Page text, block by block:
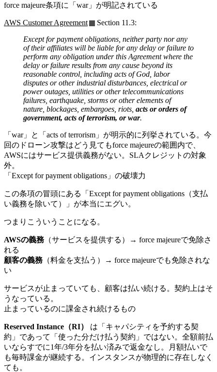
force majeure条項に「war」が明記されている
AWS Customer Agreement
Section 11.3:
Except for payment obligations, neither party nor any
of their affiliates will be liable for any delay or failure to
perform any obligation under this Agreement where the
delay or failure results from any cause beyond its
reasonable control, including acts of God, labor
disputes or other industrial disturbances, electrical or
power outages, utilities or other telecommunications
failures, earthquake, storms or other elements of
nature, blockages, embargoes, riots, acts or orders of
government, acts of terrorism, or war.
「war」と「acts of terrorism」が明示的に列挙されている。今
回のドローン攻撃はどう見てもforce majeureの範囲内で、
AWSにはサービス提供義務がない。SLAクレジットの対象
外。
「Except for payment obligations」の破壊力
この条項の冒頭にある「Except for payment obligations（支払
い義務を除いて）」が本当にエグい。
つまりこういうことになる。
AWSの義務 （サービスを提供する）→ force majeureで免除さ
れる
顧客の義務 （料金を支払う）→ force majeureでも免除されな
い
サービスが止まっていても、顧客は払い続ける。契約上はそ
うなっている。
止まっているのに課金され続けるもの
Reserved Instance（RI）
は「キャパシティを予約する契
約」であって「使った分だけ払う契約」ではない。全額前払
いならすでに1年/3年分を払い済みで返金なし。月額払いで
も毎時課金が継続する。インスタンスが物理的に存在しなく
ても。